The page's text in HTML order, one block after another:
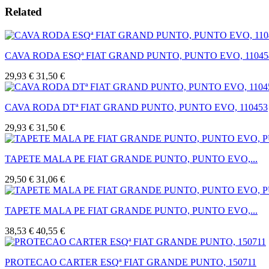
Related
CAVA RODA ESQª FIAT GRAND PUNTO, PUNTO EVO,
29,93 € 31,50 €
CAVA RODA DTª FIAT GRAND PUNTO, PUNTO EVO, 110453
29,93 € 31,50 €
TAPETE MALA PE FIAT GRANDE PUNTO, PUNTO EVO,...
29,50 € 31,06 €
TAPETE MALA PE FIAT GRANDE PUNTO, PUNTO EVO,...
38,53 € 40,55 €
PROTECAO CARTER ESQª FIAT GRANDE PUNTO, 150711